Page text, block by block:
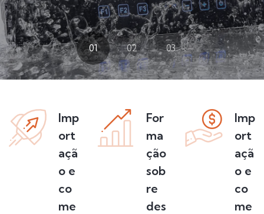
01 02 03
Imp
ort
açã
o e
co
me
For
ma
ção
sob
re
des
Imp
ort
açã
o e
co
me